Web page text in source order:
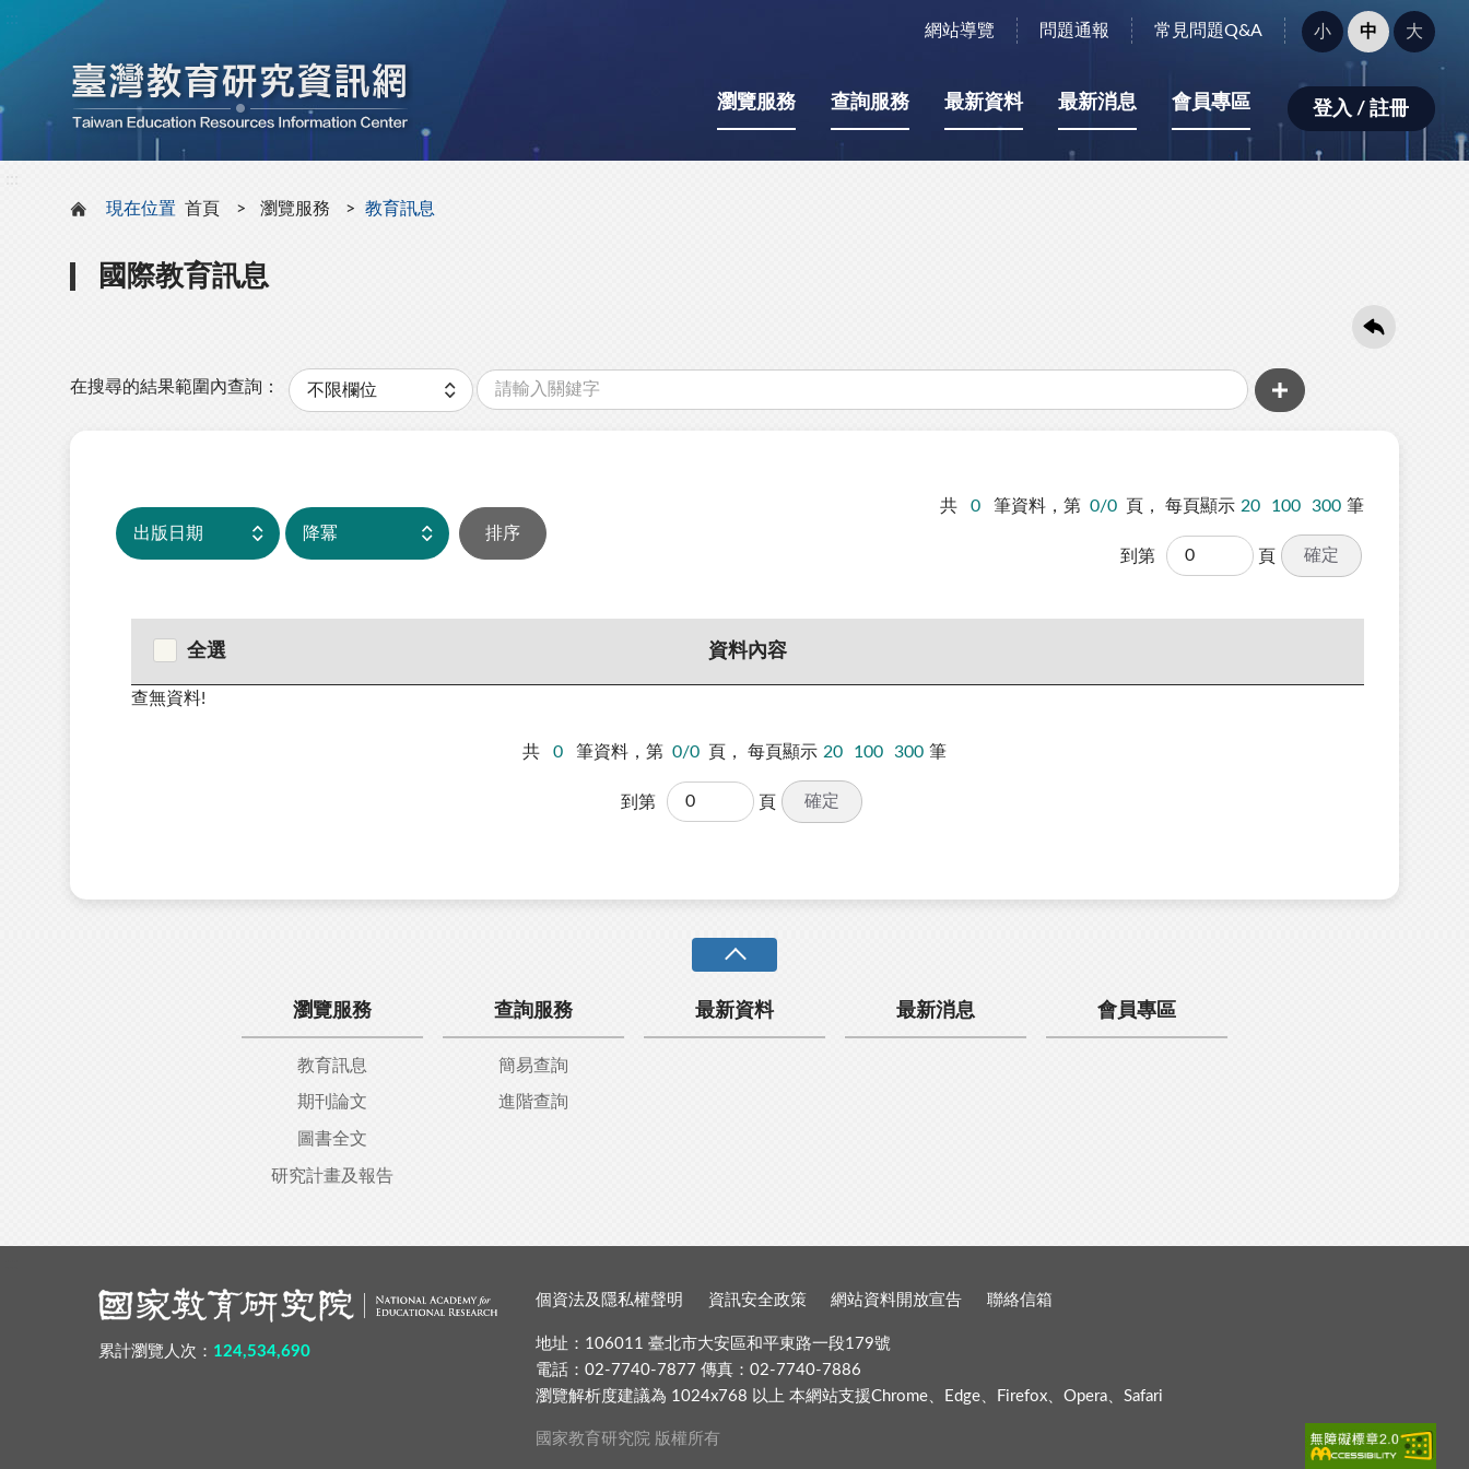
網站導覽 問題通報 常見問題Q&A
字
型
小：
小 中 大
瀏覽服務 查詢服務 最新資料 最新消息 會員專區 登入 / 註冊
現在位置 首頁 瀏覽服務 教育訊息
國際教育訊息
在搜尋的結果範圍內查詢：
類
字
共 0 筆資料，第 0/0 頁， 每頁顯示 20 100 300 筆
到第 頁 確定
全選 資料內容
查無資料!
共 0 筆資料，第 0/0 頁， 每頁顯示 20 100 300 筆
到第 頁 確定
瀏覽服務
教育訊息
期刊論文
圖書全文
研究計畫及報告
查詢服務
簡易查詢
進階查詢
最新資料 最新消息 會員專區
累計瀏覽人次： 124,534,690
個資法及隱私權聲明 資訊安全政策 網站資料開放宣告 聯絡信箱
地址：106011 臺北市大安區和平東路一段179號
電話：02-7740-7877 傳真：02-7740-7886
瀏覽解析度建議為 1024x768 以上 本網站支援Chrome、Edge、Firefox、Opera、Safari
國家教育研究院 版權所有